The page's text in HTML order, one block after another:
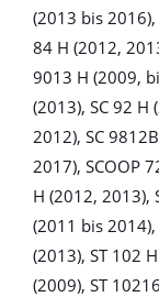
(2013 bis 2016),
84 H (2012,
9013 H (2009,
(2013), SC 92 H
2012), SC
2017), SCOOP
H (2012, 2013),
(2011 bis
(2013), ST 102
(2009), ST